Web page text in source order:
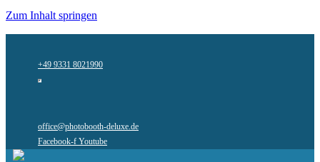
Zum Inhalt springen
+49 9331 8021990
office@photobooth-deluxe.de
Facebook-f Youtube